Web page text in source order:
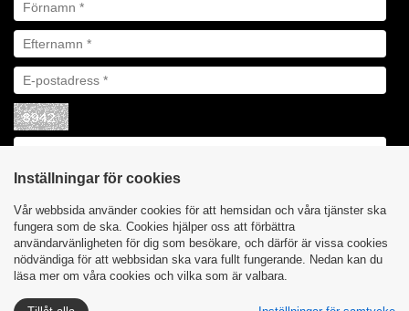
Integritetspolicy | Åby Biltillbehör AB ©
Inställningar för cookies
Vår webbsida använder cookies för att hemsidan och våra tjänster ska
fungera som de ska. Cookies hjälper oss att förbättra
användarvänligheten för dig som besökare, och därför är vissa cookies
nödvändiga för att webbsidan ska vara fullt fungerande. Nedan kan du
läsa mer om våra cookies och vilka som är valbara.